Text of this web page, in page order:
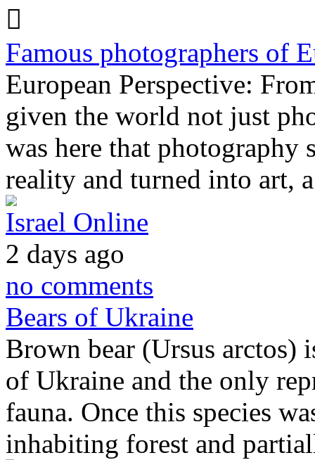
Famous photographers of
European Perspective:
given the world not just
was here that photography
reality and turned into art,
Israel Online
2 days ago
no comments
Bears of Ukraine
Brown bear (Ursus arctos)
of Ukraine and the only
fauna. Once this species
inhabiting forest and